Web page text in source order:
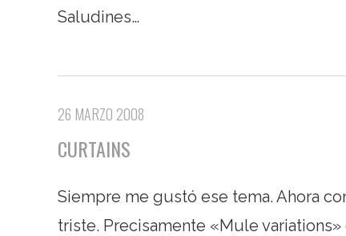
Saludines…
26 MARZO 2008
CURTAINS
Siempre me gustó ese tema. Ahora
triste. Precisamente «Mule